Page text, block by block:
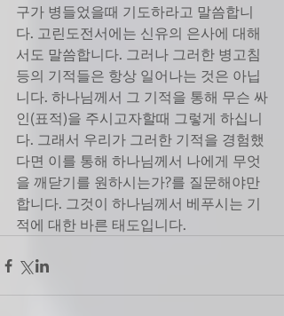
구가 병들었을때 기도하라고 말씀합니
다. 고린도전서에는 신유의 은사에 대해
서도 말씀합니다. 그러나 그러한 병고침
등의 기적들은 항상 일어나는 것은 아닙
니다. 하나님께서 그 기적을 통해 무슨 싸
인(표적)을 주시고자할때 그렇게 하십니
다. 그래서 우리가 그러한 기적을 경험했
다면 이를 통해 하나님께서 나에게 무엇
을 깨닫기를 원하시는가?를 질문해야만
합니다. 그것이 하나님께서 베푸시는 기
적에 대한 바른 태도입니다.